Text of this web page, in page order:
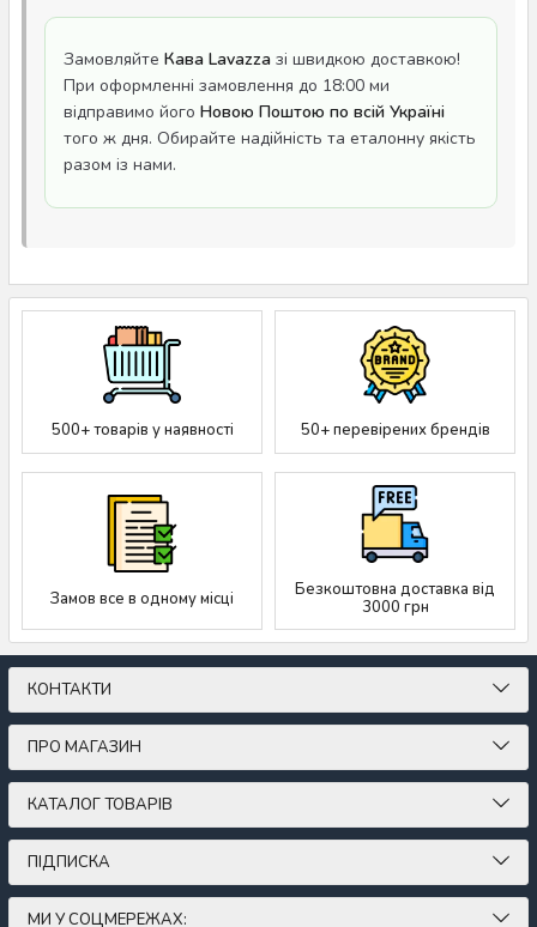
Замовляйте Кава Lavazza зі швидкою доставкою!
При оформленні замовлення до 18:00 ми
відправимо його Новою Поштою по всій Україні
того ж дня. Обирайте надійність та еталонну якість
разом із нами.
500+ товарів у наявності 50+ перевірених брендів
Замов все в одному місці
Безкоштовна доставка від
3000 грн
КОНТАКТИ
ПРО МАГАЗИН
КАТАЛОГ ТОВАРІВ
ПІДПИСКА
МИ У СОЦМЕРЕЖАХ: